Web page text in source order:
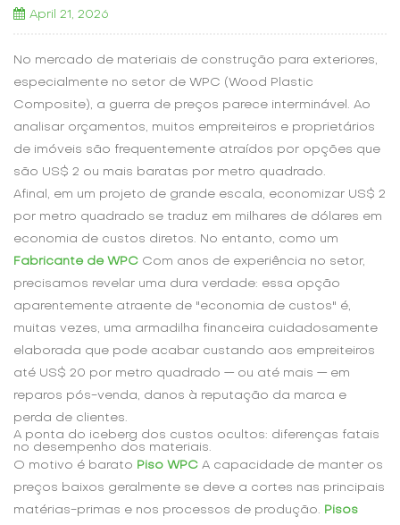
April 21, 2026
No mercado de materiais de construção para exteriores,
especialmente no setor de WPC (Wood Plastic
Composite), a guerra de preços parece interminável. Ao
analisar orçamentos, muitos empreiteiros e proprietários
de imóveis são frequentemente atraídos por opções que
são US$ 2 ou mais baratas por metro quadrado.
Afinal, em um projeto de grande escala, economizar US$ 2
por metro quadrado se traduz em milhares de dólares em
economia de custos diretos. No entanto, como um
Fabricante de WPC Com anos de experiência no setor,
precisamos revelar uma dura verdade: essa opção
aparentemente atraente de "economia de custos" é,
muitas vezes, uma armadilha financeira cuidadosamente
elaborada que pode acabar custando aos empreiteiros
até US$ 20 por metro quadrado — ou até mais — em
reparos pós-venda, danos à reputação da marca e
perda de clientes.
A ponta do iceberg dos custos ocultos: diferenças fatais
no desempenho dos materiais.
O motivo é barato Piso WPC A capacidade de manter os
preços baixos geralmente se deve a cortes nas principais
matérias-primas e nos processos de produção.
Pisos